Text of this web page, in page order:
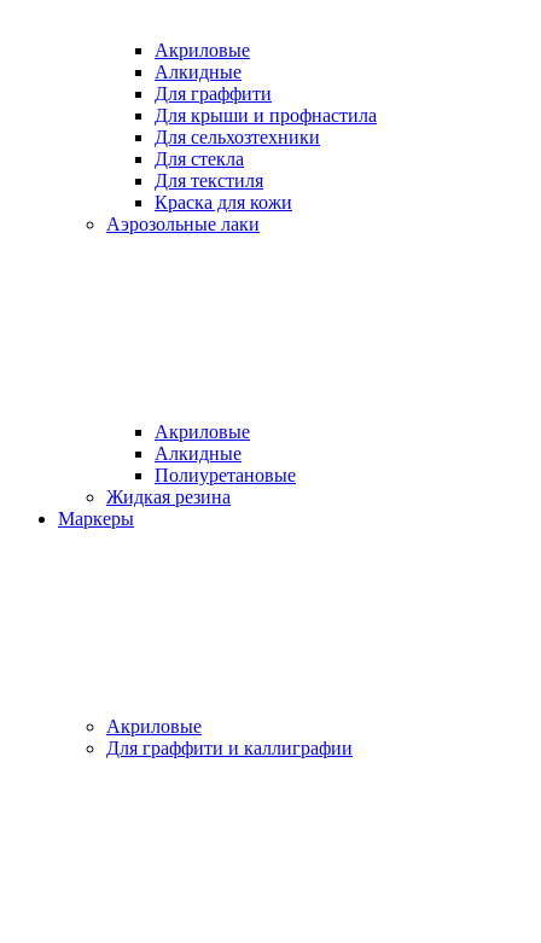
Акриловые
Алкидные
Для граффити
Для крыши и профнастила
Для сельхозтехники
Для стекла
Для текстиля
Краска для кожи
Аэрозольные лаки
Акриловые
Алкидные
Полиуретановые
Жидкая резина
Маркеры
Акриловые
Для граффити и каллиграфии